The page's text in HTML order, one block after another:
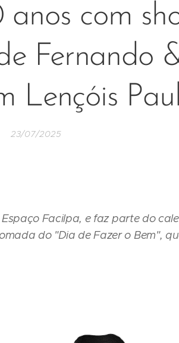
com
Fernando
Lençóis
23/07/2025
Facilpa, e faz parte do
do "Dia de Fazer o Bem",